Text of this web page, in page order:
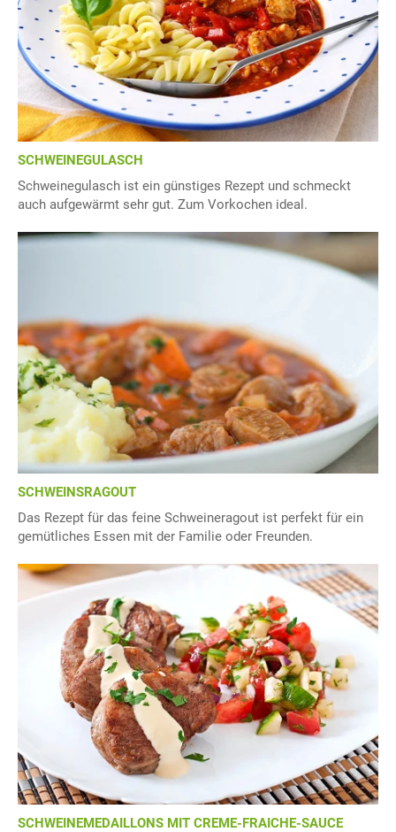
SCHWEINEGULASCH
Schweinegulasch ist ein günstiges Rezept und schmeckt
auch aufgewärmt sehr gut. Zum Vorkochen ideal.
SCHWEINSRAGOUT
Das Rezept für das feine Schweineragout ist perfekt für ein
gemütliches Essen mit der Familie oder Freunden.
SCHWEINEMEDAILLONS MIT CREME-FRAICHE-SAUCE